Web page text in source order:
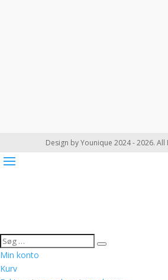
Design by Younique 2024 - 2026. All
Min konto
Kurv